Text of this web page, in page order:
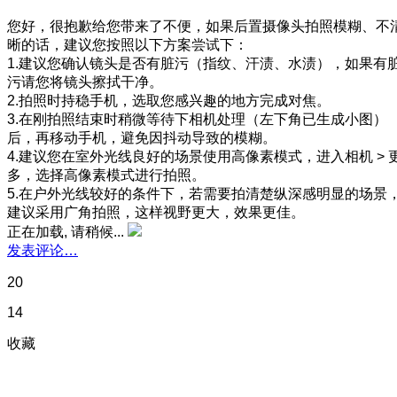
您好，很抱歉给您带来了不便，如果后置摄像头拍照模糊、不
晰的话，建议您按照以下方案尝试下：
1.建议您确认镜头是否有脏污（指纹、汗渍、水渍），如果有
污请您将镜头擦拭干净。
2.拍照时持稳手机，选取您感兴趣的地方完成对焦。
3.在刚拍照结束时稍微等待下相机处理（左下角已生成小图）
后，再移动手机，避免因抖动导致的模糊。
4.建议您在室外光线良好的场景使用高像素模式，进入相机 >
多，选择高像素模式进行拍照。
5.在户外光线较好的条件下，若需要拍清楚纵深感明显的场景
建议采用广角拍照，这样视野更大，效果更佳。
正在加载, 请稍候...
发表评论…
20
14
收藏